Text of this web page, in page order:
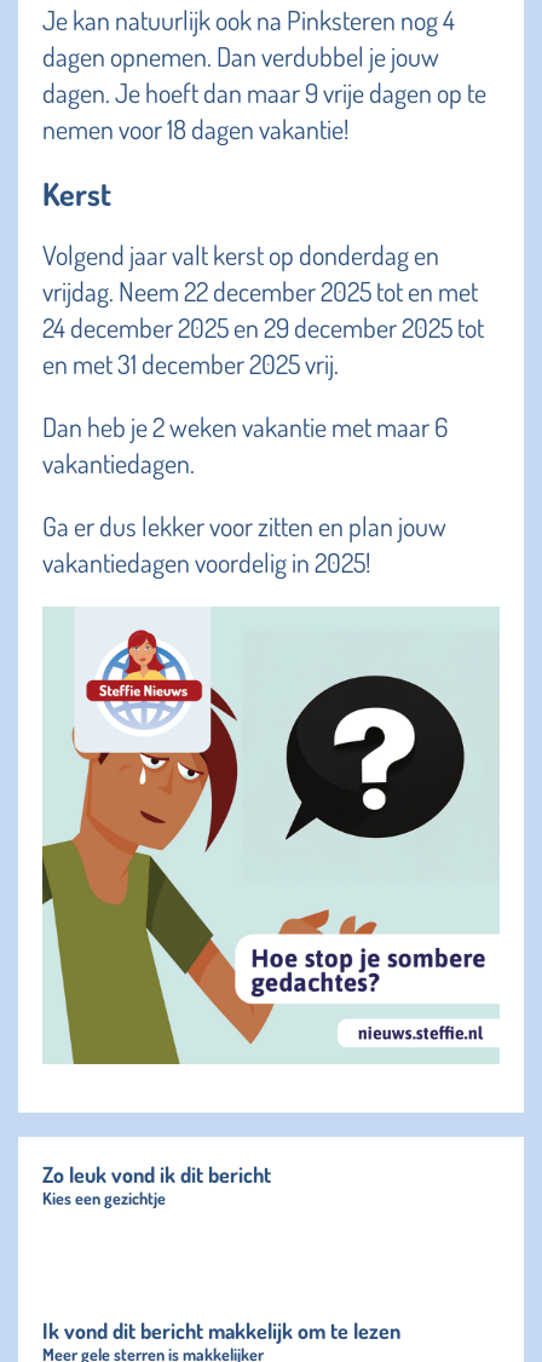
Je kan natuurlijk ook na Pinksteren nog 4
dagen opnemen. Dan verdubbel je jouw
dagen. Je hoeft dan maar 9 vrije dagen op te
nemen voor 18 dagen vakantie!
Kerst
Volgend jaar valt kerst op donderdag en
vrijdag. Neem 22 december 2025 tot en met
24 december 2025 en 29 december 2025 tot
en met 31 december 2025 vrij.
Dan heb je 2 weken vakantie met maar 6
vakantiedagen.
Ga er dus lekker voor zitten en plan jouw
vakantiedagen voordelig in 2025!
Zo leuk vond ik dit bericht
Kies een gezichtje
Ik vond dit bericht makkelijk om te lezen
Meer gele sterren is makkelijker